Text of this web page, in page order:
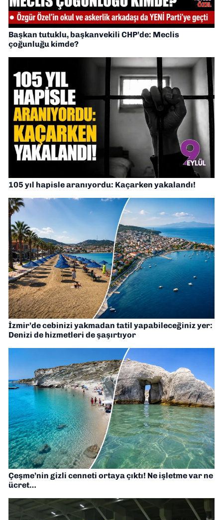
Başkan tutuklu, başkanvekili CHP’de: Meclis
çoğunluğu kimde?
105 yıl hapisle aranıyordu: Kaçarken yakalandı!
İzmir’de cebinizi yakmadan tatil yapabileceğiniz yer:
Denizi de hizmetleri de şaşırtıyor
Çeşme’nin gizli cenneti ortaya çıktı! Ne işletme var ne
ücret…